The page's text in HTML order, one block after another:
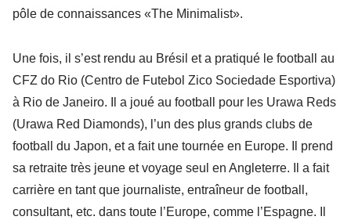
pôle de connaissances «The Minimalist».
Une fois, il s’est rendu au Brésil et a pratiqué le football au
CFZ do Rio (Centro de Futebol Zico Sociedade Esportiva)
à Rio de Janeiro. Il a joué au football pour les Urawa Reds
(Urawa Red Diamonds), l’un des plus grands clubs de
football du Japon, et a fait une tournée en Europe. Il prend
sa retraite très jeune et voyage seul en Angleterre. Il a fait
carrière en tant que journaliste, entraîneur de football,
consultant, etc. dans toute l’Europe, comme l’Espagne. Il